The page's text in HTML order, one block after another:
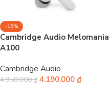
-15%
Cambridge Audio Melomania
A100
Cambridge Audio
4.950.000₫ 4.190.000 ₫